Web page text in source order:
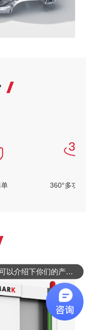
能载物台 自
可以介绍下你们的产品么？